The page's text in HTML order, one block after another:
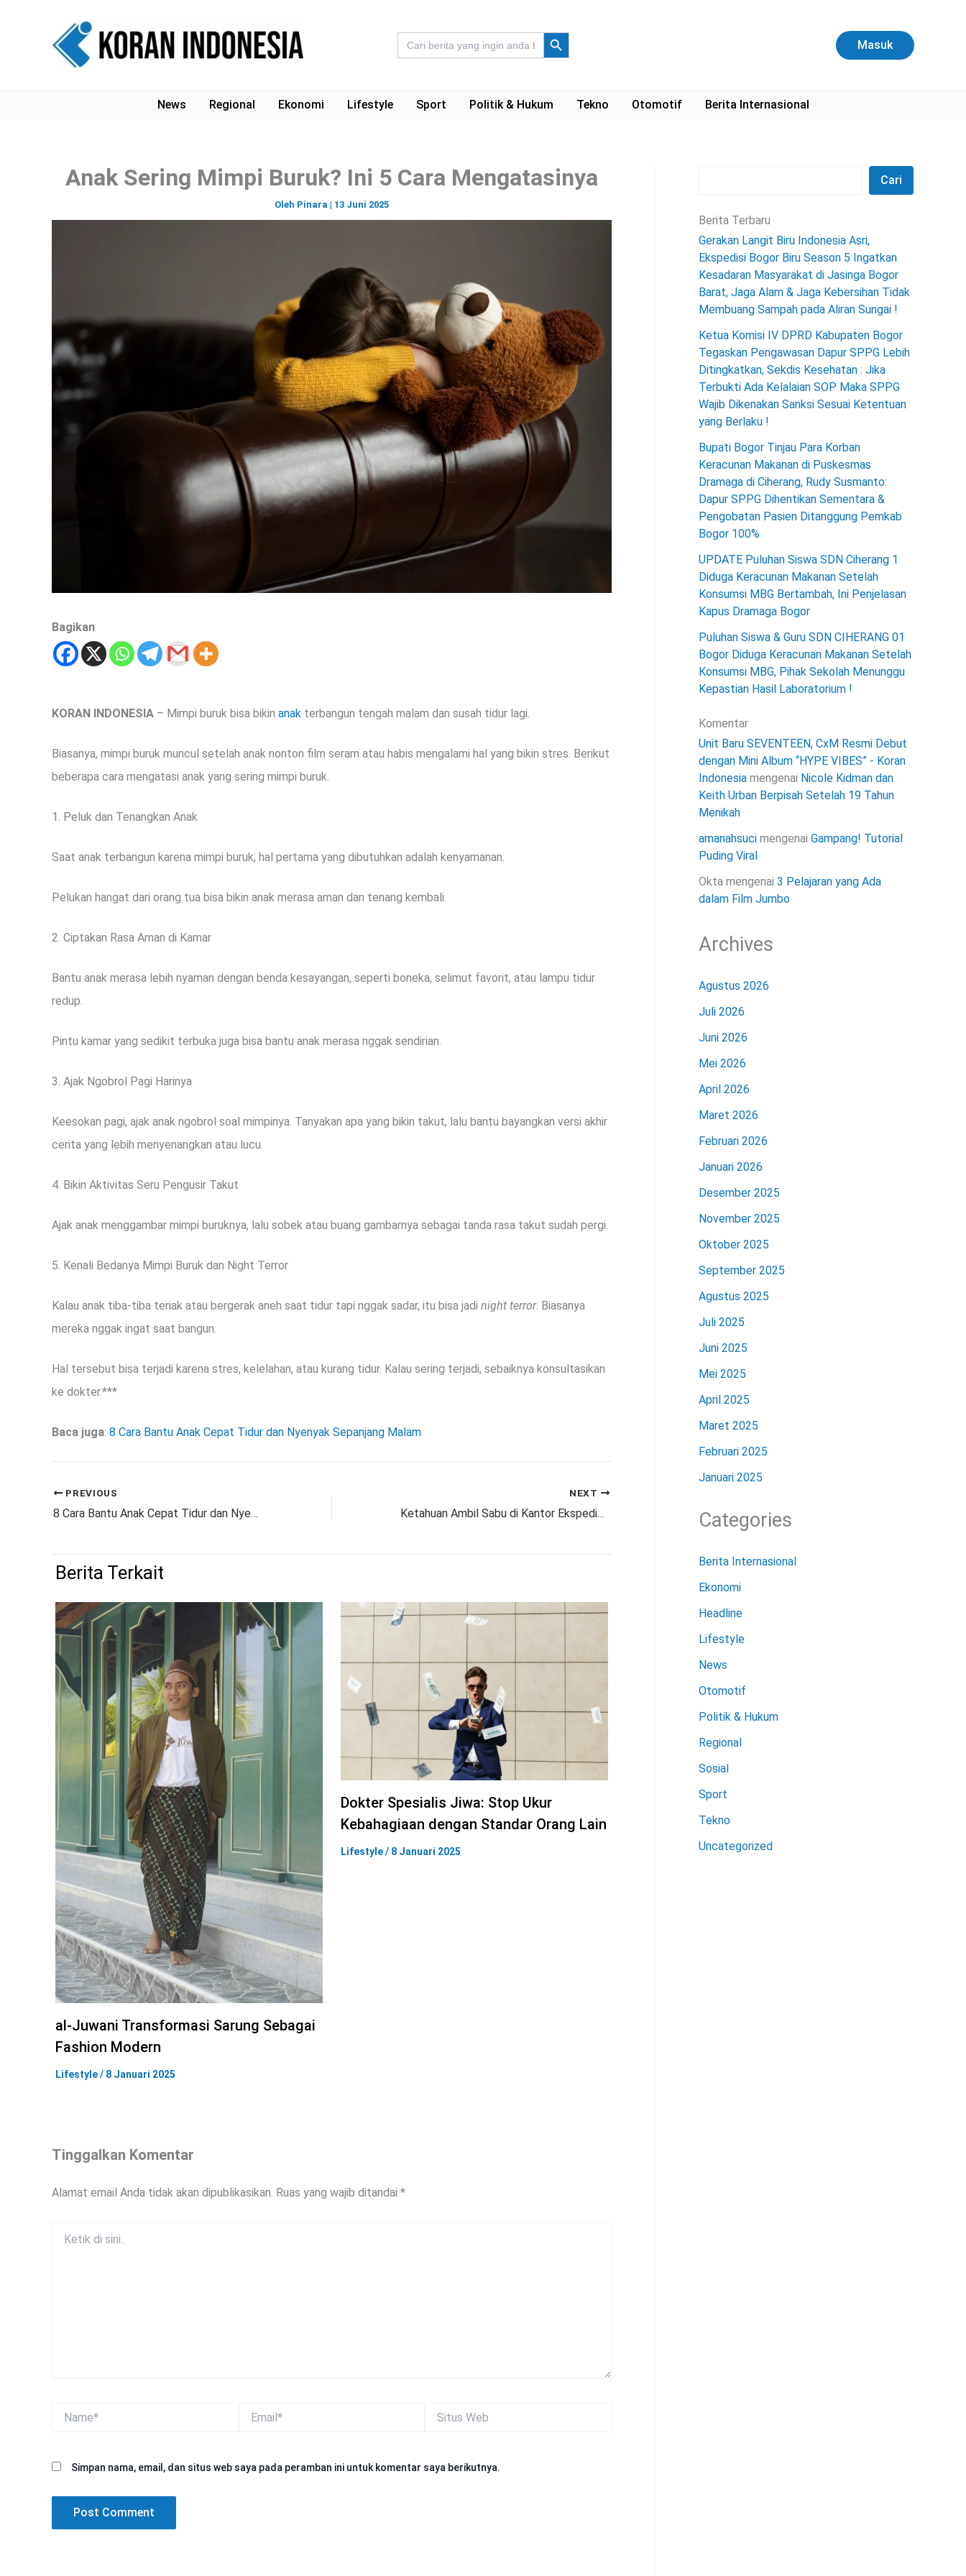
Search
for:
Search Button
Masuk
News Regional Ekonomi Lifestyle Sport Politik & Hukum Tekno Otomotif Berita Internasional
Anak Sering Mimpi Buruk? Ini 5 Cara Mengatasinya
Oleh Pinara | 13 Juni 2025
Bagikan
KORAN INDONESIA – Mimpi buruk bisa bikin anak terbangun tengah malam dan susah tidur lagi.
Biasanya, mimpi buruk muncul setelah anak nonton film seram atau habis mengalami hal yang bikin stres. Berikut
beberapa cara mengatasi anak yang sering mimpi buruk.
1. Peluk dan Tenangkan Anak
Saat anak terbangun karena mimpi buruk, hal pertama yang dibutuhkan adalah kenyamanan.
Pelukan hangat dari orang tua bisa bikin anak merasa aman dan tenang kembali.
2. Ciptakan Rasa Aman di Kamar
Bantu anak merasa lebih nyaman dengan benda kesayangan, seperti boneka, selimut favorit, atau lampu tidur
redup.
Pintu kamar yang sedikit terbuka juga bisa bantu anak merasa nggak sendirian.
3. Ajak Ngobrol Pagi Harinya
Keesokan pagi, ajak anak ngobrol soal mimpinya. Tanyakan apa yang bikin takut, lalu bantu bayangkan versi akhir
cerita yang lebih menyenangkan atau lucu.
4. Bikin Aktivitas Seru Pengusir Takut
Ajak anak menggambar mimpi buruknya, lalu sobek atau buang gambarnya sebagai tanda rasa takut sudah pergi.
5. Kenali Bedanya Mimpi Buruk dan Night Terror
Kalau anak tiba-tiba teriak atau bergerak aneh saat tidur tapi nggak sadar, itu bisa jadi night terror. Biasanya
mereka nggak ingat saat bangun.
Hal tersebut bisa terjadi karena stres, kelelahan, atau kurang tidur. Kalau sering terjadi, sebaiknya konsultasikan
ke dokter.***
Baca juga: 8 Cara Bantu Anak Cepat Tidur dan Nyenyak Sepanjang Malam
PREVIOUS
8 Cara Bantu Anak Cepat Tidur dan Nyenyak Sepanjang Malam
NEXT
Ketahuan Ambil Sabu di Kantor Ekspedisi, Pegawai Honorer di Ternate Ditangkap
Berita Terkait
al-Juwani Transformasi Sarung Sebagai
Fashion Modern
Lifestyle/ 8 Januari 2025
Dokter Spesialis Jiwa: Stop Ukur
Kebahagiaan dengan Standar Orang Lain
Lifestyle/ 8 Januari 2025
Tinggalkan Komentar
Alamat email Anda tidak akan dipublikasikan. Ruas yang wajib ditandai *
Web
Simpan nama, email, dan situs web saya pada peramban ini untuk komentar saya berikutnya.
Cari
Berita Terbaru
Gerakan Langit Biru Indonesia Asri,
Ekspedisi Bogor Biru Season 5 Ingatkan
Kesadaran Masyarakat di Jasinga Bogor
Barat, Jaga Alam & Jaga Kebersihan Tidak
Membuang Sampah pada Aliran Sungai !
Ketua Komisi IV DPRD Kabupaten Bogor
Tegaskan Pengawasan Dapur SPPG Lebih
Ditingkatkan, Sekdis Kesehatan : Jika
Terbukti Ada Kelalaian SOP Maka SPPG
Wajib Dikenakan Sanksi Sesuai Ketentuan
yang Berlaku !
Bupati Bogor Tinjau Para Korban
Keracunan Makanan di Puskesmas
Dramaga di Ciherang, Rudy Susmanto:
Dapur SPPG Dihentikan Sementara &
Pengobatan Pasien Ditanggung Pemkab
Bogor 100%
UPDATE Puluhan Siswa SDN Ciherang 1
Diduga Keracunan Makanan Setelah
Konsumsi MBG Bertambah, Ini Penjelasan
Kapus Dramaga Bogor
Puluhan Siswa & Guru SDN CIHERANG 01
Bogor Diduga Keracunan Makanan Setelah
Konsumsi MBG, Pihak Sekolah Menunggu
Kepastian Hasil Laboratorium !
Komentar
Unit Baru SEVENTEEN, CxM Resmi Debut
dengan Mini Album “HYPE VIBES” - Koran
Indonesia mengenai Nicole Kidman dan
Keith Urban Berpisah Setelah 19 Tahun
Menikah
amanahsuci mengenai Gampang! Tutorial
Puding Viral
Okta mengenai 3 Pelajaran yang Ada
dalam Film Jumbo
Archives
Agustus 2026
Juli 2026
Juni 2026
Mei 2026
April 2026
Maret 2026
Februari 2026
Januari 2026
Desember 2025
November 2025
Oktober 2025
September 2025
Agustus 2025
Juli 2025
Juni 2025
Mei 2025
April 2025
Maret 2025
Februari 2025
Januari 2025
Categories
Berita Internasional
Ekonomi
Headline
Lifestyle
News
Otomotif
Politik & Hukum
Regional
Sosial
Sport
Tekno
Uncategorized